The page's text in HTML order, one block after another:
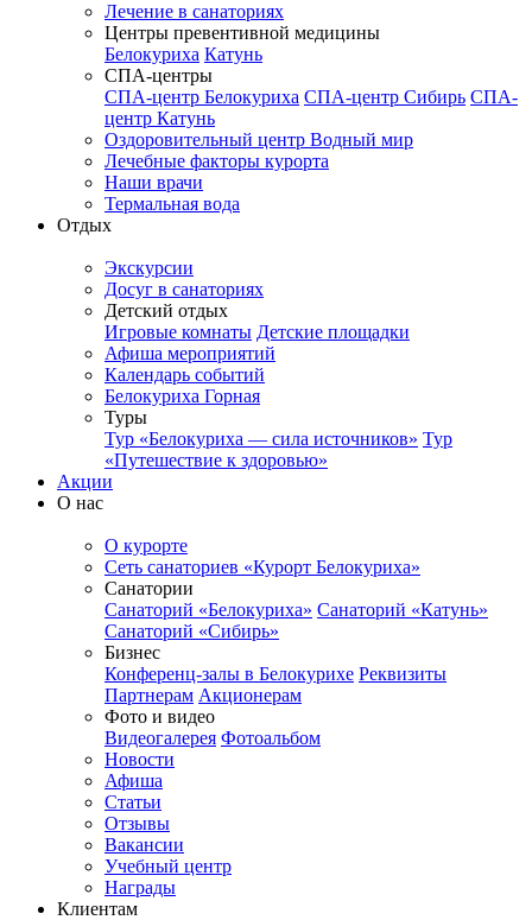
Лечение в санаториях
Центры превентивной медицины
Белокуриха Катунь
СПА-центры
СПА-центр Белокуриха СПА-центр Сибирь СПА-
центр Катунь
Оздоровительный центр Водный мир
Лечебные факторы курорта
Наши врачи
Термальная вода
Отдых
Экскурсии
Досуг в санаториях
Детский отдых
Игровые комнаты Детские площадки
Афиша мероприятий
Календарь событий
Белокуриха Горная
Туры
Тур «Белокуриха — сила источников» Тур
«Путешествие к здоровью»
Акции
О нас
О курорте
Сеть санаториев «Курорт Белокуриха»
Санатории
Санаторий «Белокуриха» Санаторий «Катунь»
Санаторий «Сибирь»
Бизнес
Конференц-залы в Белокурихе Реквизиты
Партнерам Акционерам
Фото и видео
Видеогалерея Фотоальбом
Новости
Афиша
Статьи
Отзывы
Вакансии
Учебный центр
Награды
Клиентам